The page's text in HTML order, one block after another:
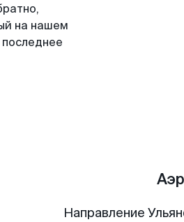
на нашем
Направление